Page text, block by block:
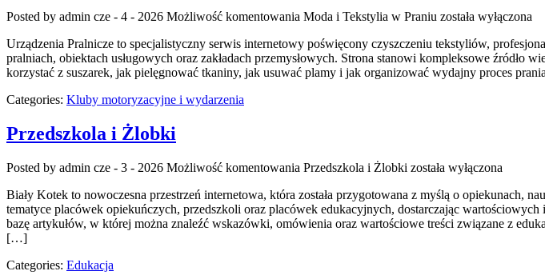
Posted by admin cze - 4 - 2026 Możliwość komentowania Moda i Tekstylia w Praniu została wyłączona
Urządzenia Pralnicze to specjalistyczny serwis internetowy poświęcony czyszczeniu tekstyliów,
pralniach, obiektach usługowych oraz zakładach przemysłowych. Strona stanowi kompleksowe
korzystać z suszarek, jak pielęgnować tkaniny, jak usuwać plamy i jak organizować wydajny proces
Categories: Kluby motoryzacyjne i wydarzenia
Przedszkola i Żlobki
Posted by admin cze - 3 - 2026 Możliwość komentowania Przedszkola i Żlobki została wyłączona
Biały Kotek to nowoczesna przestrzeń internetowa, która została przygotowana z myślą o opiekunach,
tematyce placówek opiekuńczych, przedszkoli oraz placówek edukacyjnych, dostarczając
bazę artykułów, w której można znaleźć wskazówki, omówienia oraz wartościowe treści związane z
[…]
Categories: Edukacja